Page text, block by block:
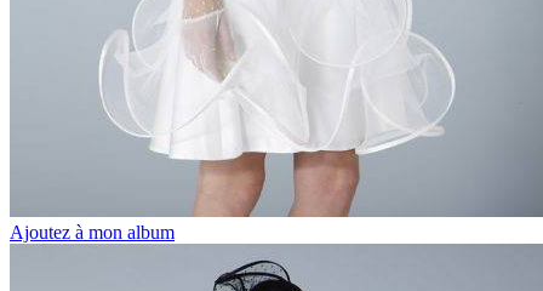
Ajoutez à mon album